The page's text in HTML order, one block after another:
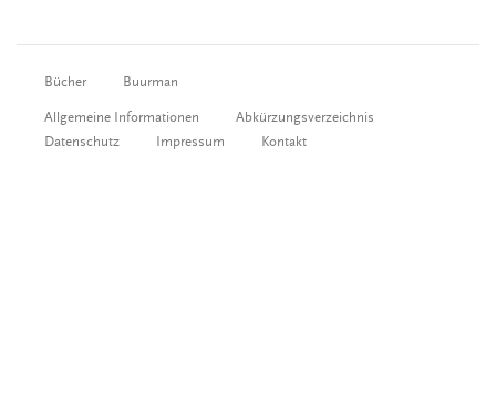
Bücher Buurman
Allgemeine Informationen
Abkürzungsverzeichnis
Datenschutz
Impressum Kontakt